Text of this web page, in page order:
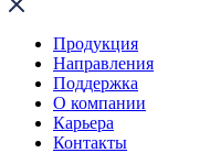
Продукция
Направления
Поддержка
О компании
Карьера
Контакты